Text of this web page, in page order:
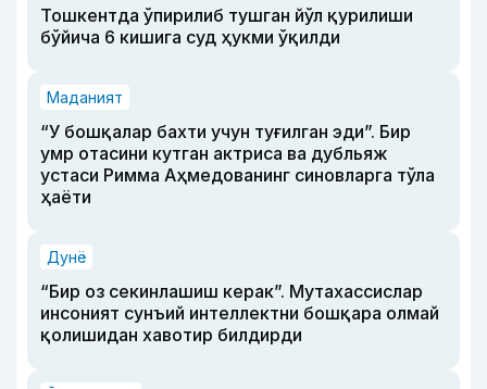
Тошкентда ўпирилиб тушган йўл қурилиши
бўйича 6 кишига суд ҳукми ўқилди
Маданият
“У бошқалар бахти учун туғилган эди”. Бир
умр отасини кутган актриса ва дубльяж
устаси Римма Аҳмедованинг синовларга тўла
ҳаёти
Дунё
“Бир оз секинлашиш керак”. Мутахассислар
инсоният сунъий интеллектни бошқара олмай
қолишидан хавотир билдирди